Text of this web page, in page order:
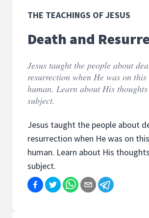
THE TEACHINGS OF JESUS
Death and
Jesus taught the people about
resurrection when He was on
human. Learn about His
subject.
Jesus taught the people about
resurrection when He was on
human. Learn about His
subject.